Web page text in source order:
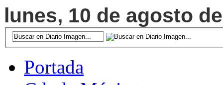
lunes, 10 de agosto
Portada